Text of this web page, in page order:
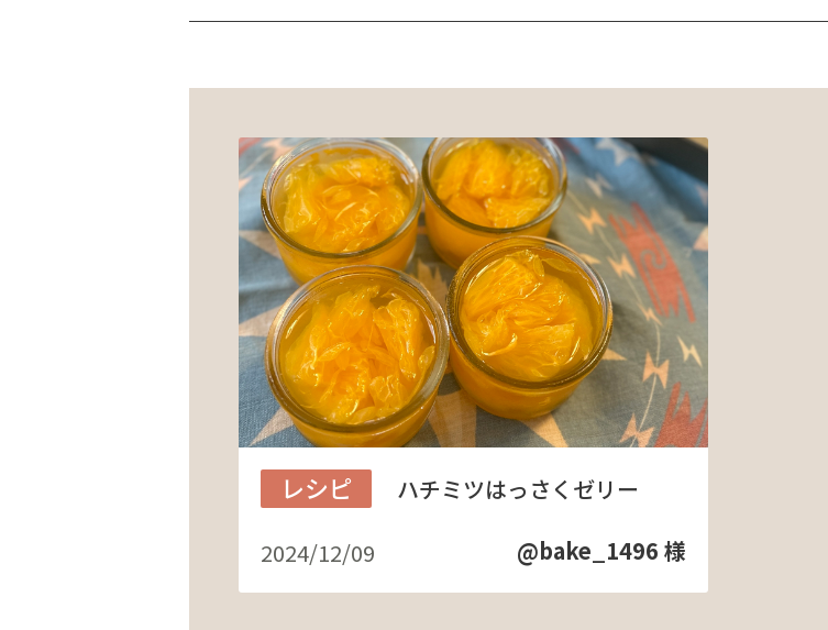
レシピ
ハチミツはっさくゼリー
2024/12/09
@bake_1496 様